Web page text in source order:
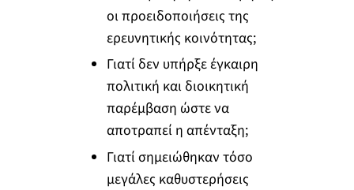
οι προειδοποιήσεις της
ερευνητικής κοινότητας;
Γιατί δεν υπήρξε έγκαιρη
πολιτική και διοικητική
παρέμβαση ώστε να
αποτραπεί η απένταξη;
Γιατί σημειώθηκαν τόσο
μεγάλες καθυστερήσεις